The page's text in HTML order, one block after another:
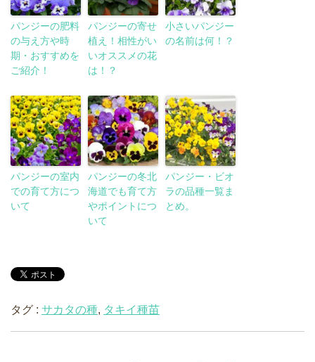
パンジーの肥料
の与え方や時
期・おすすめを
ご紹介！
パンジーの寄せ
植え！相性がい
いオススメの花
は！？
小さいパンジー
の名前は何！？
パンジーの室内
での育て方につ
いて
パンジーの冬北
海道でも育て方
やポイントにつ
いて
パンジー・ビオ
ラの品種一覧ま
とめ。
タグ : サカタの種, タキイ種苗